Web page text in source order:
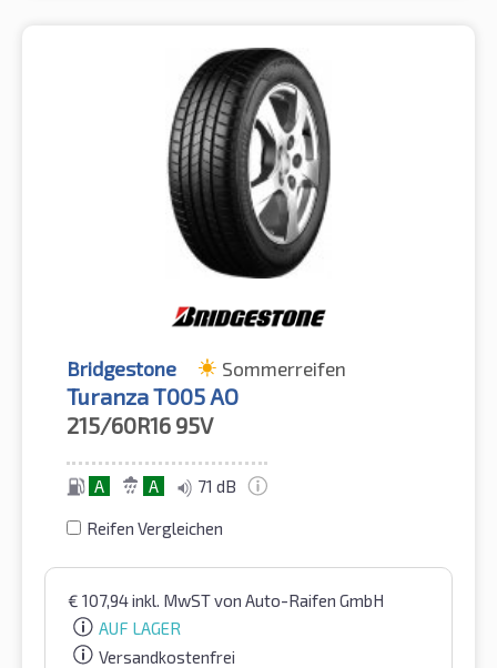
Bridgestone Sommerreifen
Turanza T005 AO
215/60R16 95V
A A 71 dB
Reifen Vergleichen
€ 107,94inkl. MwSTvon Auto-Raifen GmbH
AUF LAGER
Versandkostenfrei